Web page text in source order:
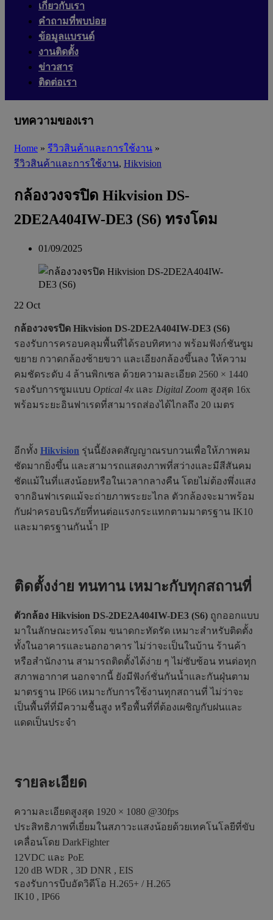
เกี่ยวกับเรา
คำถามที่พบบ่อย
ข้อมูลแบรนด์
งานติดตั้ง
ข่าวสาร
ติดต่อเรา
บทความของเรา
Home » รีวิวสินค้าและการใช้งาน »
รีวิวสินค้าและการใช้งาน, Hikvision
กล้องวงจรปิด Hikvision DS-
2DE2A404IW-DE3 (S6) ทรงโดม
01/09/2025
22 Oct
กล้องวงจรปิด Hikvision DS-2DE2A404IW-DE3 (S6)
รองรับการครอบคลุมพื้นที่ได้รอบทิศทาง พร้อมฟังก์ชันซูม
ขยาย กวาดกล้องซ้ายขวา และเอียงกล้องขึ้นลง ให้ความ
คมชัดระดับ 4 ล้านพิกเซล ด้วยความละเอียด 2560 × 1440
รองรับการซูมแบบ Optical 4x และ Digital Zoom สูงสุด 16x
พร้อมระยะอินฟาเรดที่สามารถส่องได้ไกลถึง 20 เมตร
อีกทั้ง Hikvision รุ่นนี้ยังลดสัญญาณรบกวนเพื่อให้ภาพคม
ชัดมากยิ่งขึ้น และสามารถแสดงภาพที่สว่างและมีสีสันคม
ชัดแม้ในที่แสงน้อยหรือในเวลากลางคืน โดยไม่ต้องพึ่งแสง
จากอินฟาเรดแม้จะถ่ายภาพระยะไกล ตัวกล้องจะมาพร้อม
กับฝาครอบนิรภัยที่ทนต่อแรงกระแทกตามมาตรฐาน IK10
และมาตรฐานกันน้ำ IP
ติดตั้งง่าย ทนทาน เหมาะกับทุกสถานที่
ตัวกล้อง Hikvision DS-2DE2A404IW-DE3 (S6) ถูกออกแบบ
มาในลักษณะทรงโดม ขนาดกะทัดรัด เหมาะสำหรับติดตั้ง
ทั้งในอาคารและนอกอาคาร ไม่ว่าจะเป็นในบ้าน ร้านค้า
หรือสำนักงาน สามารถติดตั้งได้ง่าย ๆ ไม่ซับซ้อน ทนต่อทุก
สภาพอากาศ นอกจากนี้ ยังมีฟังก์ชั่นกันน้ำและกันฝุ่นตาม
มาตรฐาน IP66 เหมาะกับการใช้งานทุกสถานที่ ไม่ว่าจะ
เป็นพื้นที่ที่มีความชื้นสูง หรือพื้นที่ที่ต้องเผชิญกับฝนและ
แดดเป็นประจำ
รายละเอียด
ความละเอียดสูงสุด 1920 × 1080 @30fps
ประสิทธิภาพที่เยี่ยมในสภาวะแสงน้อยด้วยเทคโนโลยีที่ขับ
เคลื่อนโดย DarkFighter
12VDC และ PoE
120 dB WDR , 3D DNR , EIS
รองรับการบีบอัดวิดีโอ H.265+ / H.265
IK10 , IP66